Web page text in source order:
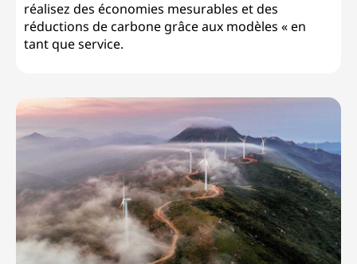
réalisez des économies mesurables et des
réductions de carbone grâce aux modèles « en
tant que service.